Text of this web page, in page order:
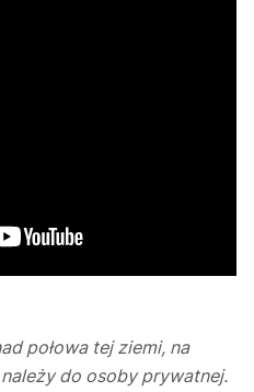
połowa tej ziemi, na
do osoby prywatnej.